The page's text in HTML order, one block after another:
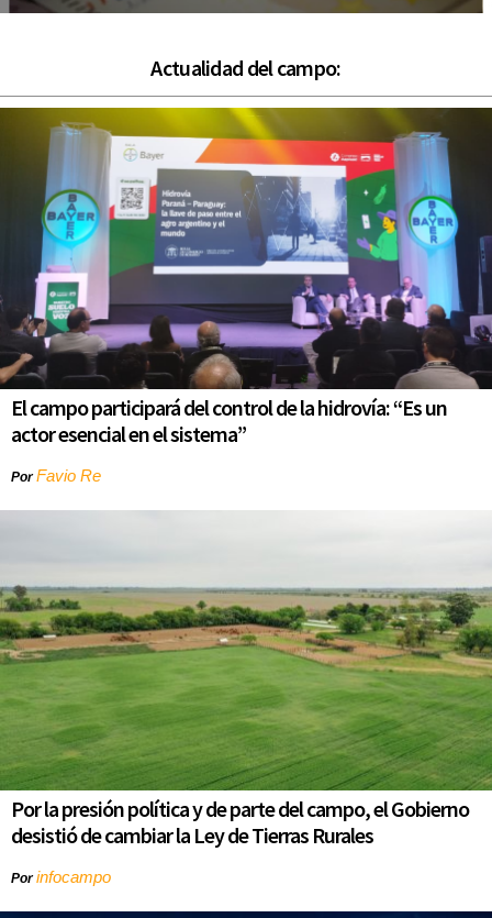
Actualidad del campo:
El campo participará del control de la hidrovía: “Es un
actor esencial en el sistema”
PorFavio Re
Por la presión política y de parte del campo, el Gobierno
desistió de cambiar la Ley de Tierras Rurales
Porinfocampo